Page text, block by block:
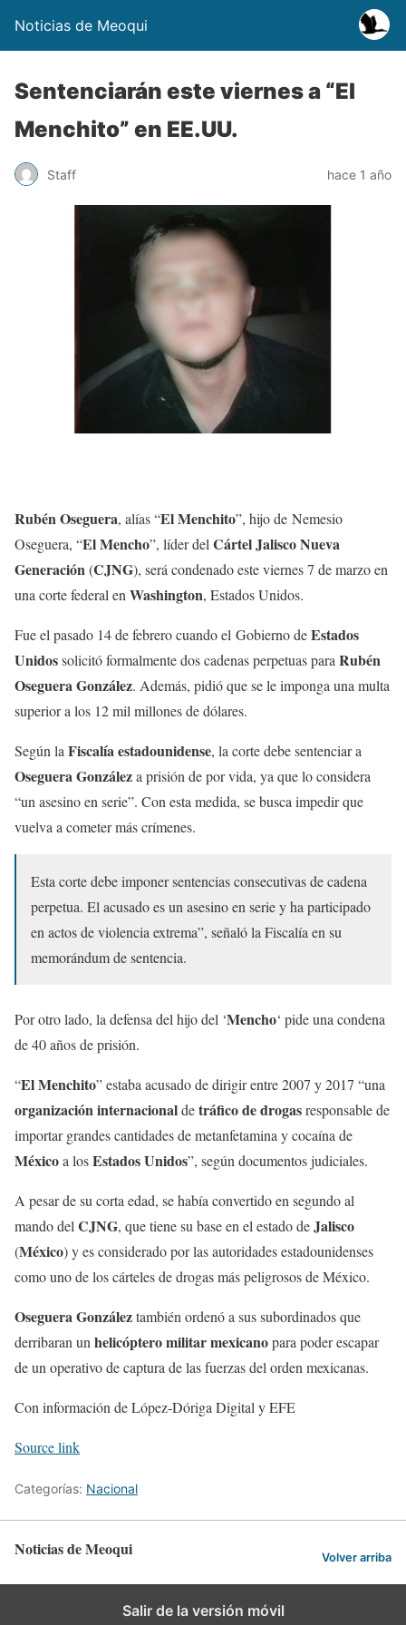
Noticias de Meoqui
Sentenciarán este viernes a “El
Menchito” en EE.UU.
Staff hace 1 año
Rubén Oseguera, alías “El Menchito”, hijo de Nemesio
Oseguera, “El Mencho”, líder del Cártel Jalisco Nueva
Generación(CJNG), será condenado este viernes 7 de marzo en
una corte federal en Washington, Estados Unidos.
Fue el pasado 14 de febrero cuando el Gobierno deEstados
Unidossolicitó formalmentedos cadenas perpetuaspara Rubén
Oseguera González. Además, pidió que se le imponga una multa
superior a los 12 mil millones de dólares.
Según la Fiscalía estadounidense, la corte debe sentenciar a
Oseguera Gonzáleza prisión de por vida, ya que lo considera
“un asesino en serie”. Con esta medida, se busca impedir que
vuelva a cometer más crímenes.
Esta corte debe imponer sentencias consecutivas de cadena
perpetua. El acusado es un asesino en serie y ha participado
en actos de violencia extrema”, señaló la Fiscalía en su
memorándum de sentencia.
Por otro lado, la defensa del hijo del ‘Mencho‘ pide una condena
de 40 años de prisión.
“El Menchito” estaba acusado de dirigir entre 2007 y 2017 “una
organización internacionaldetráfico de drogasresponsable de
importar grandes cantidades de metanfetamina y cocaína de
Méxicoa losEstados Unidos”, según documentos judiciales.
A pesar de su corta edad, se había convertido en segundo al
mando del CJNG, que tiene su base en el estado deJalisco
(México) y es considerado por las autoridades estadounidenses
como uno de los cárteles de drogas más peligrosos de México.
Oseguera Gonzáleztambién ordenó a sus subordinados que
derribaran un helicóptero militar mexicanopara poder escapar
de un operativo de captura de las fuerzas del orden mexicanas.
Con información de López-Dóriga Digital y EFE
Source link
Categorías: Nacional
Noticias de Meoqui Volver arriba
Salir de la versión móvil